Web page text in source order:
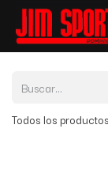
Todos los productos